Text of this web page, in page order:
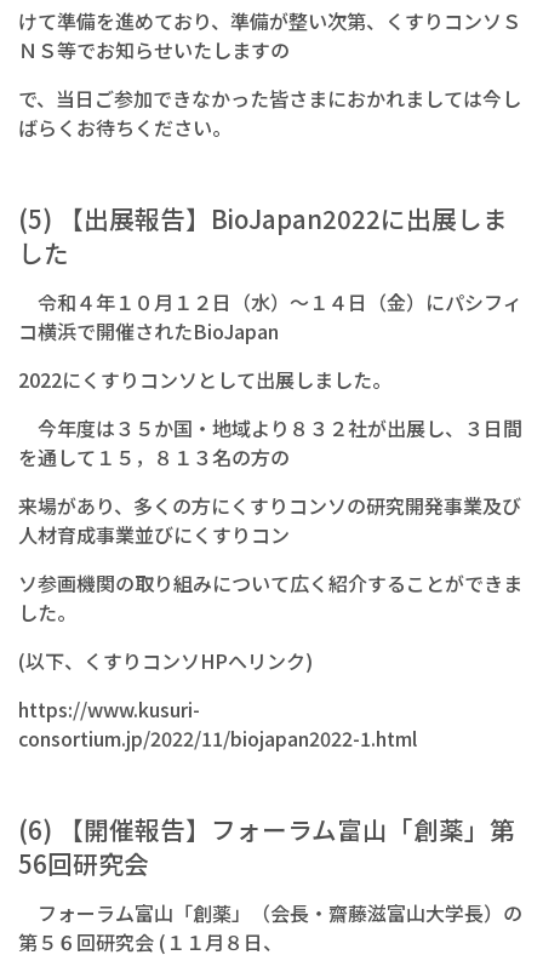
けて準備を進めており、準備が整い次第、くすりコンソＳ
ＮＳ等でお知らせいたしますの
で、当日ご参加できなかった皆さまにおかれましては今し
ばらくお待ちください。
(5) 【出展報告】BioJapan2022に出展しま
した
令和４年１０月１２日（水）～１４日（金）にパシフィ
コ横浜で開催されたBioJapan
2022にくすりコンソとして出展しました。
今年度は３５か国・地域より８３２社が出展し、３日間
を通して１５，８１３名の方の
来場があり、多くの方にくすりコンソの研究開発事業及び
人材育成事業並びにくすりコン
ソ参画機関の取り組みについて広く紹介することができま
した。
(以下、くすりコンソHPへリンク)
https://www.kusuri-
consortium.jp/2022/11/biojapan2022-1.html
(6) 【開催報告】フォーラム富山「創薬」第
56回研究会
フォーラム富山「創薬」（会長・齋藤滋富山大学長）の
第５６回研究会 (１１月８日、